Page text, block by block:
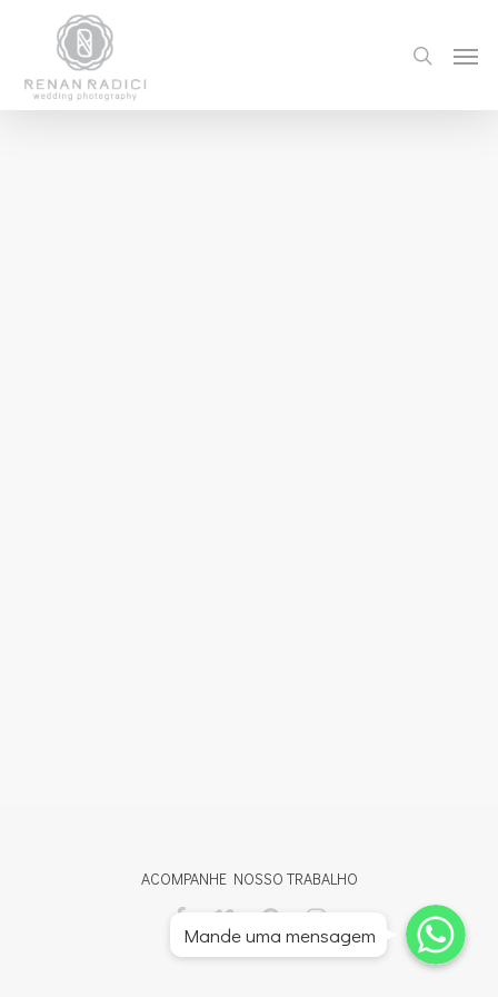
ACOMPANHE NOSSO TRABALHO
Whatsapp
Whatsapp
Whatsapp
Mande uma mensagem